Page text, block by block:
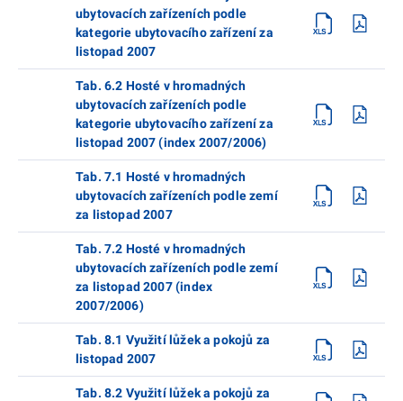
ubytovacích zařízeních podle
kategorie ubytovacího zařízení za
listopad 2007
Tab. 6.2 Hosté v hromadných
ubytovacích zařízeních podle
kategorie ubytovacího zařízení za
listopad 2007 (index 2007/2006)
Tab. 7.1 Hosté v hromadných
ubytovacích zařízeních podle zemí
za listopad 2007
Tab. 7.2 Hosté v hromadných
ubytovacích zařízeních podle zemí
za listopad 2007 (index
2007/2006)
Tab. 8.1 Využití lůžek a pokojů za
listopad 2007
Tab. 8.2 Využití lůžek a pokojů za